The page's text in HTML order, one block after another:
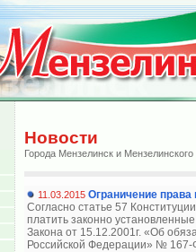
Новости
Города Мензелинск и Мензелинского
11.03.2015 Ограничение
Согласно статье 57
платить законно
Закона от 15.12.2001г. «Об
Российской Федерации» №